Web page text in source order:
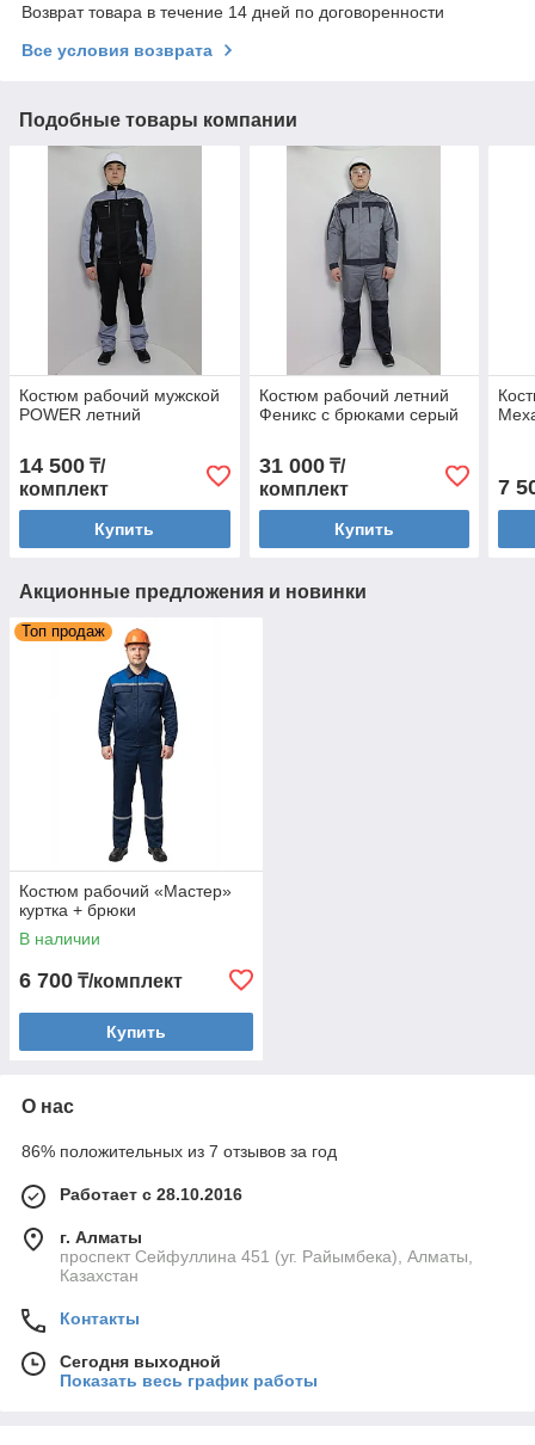
Возврат товара в течение 14 дней по договоренности
Все условия возврата
Подобные товары компании
Костюм рабочий мужской
POWER летний
14 500 ₸/
комплект
Купить
Костюм рабочий летний
Феникс с брюками серый
31 000₸/
комплект
Купить
7
Акционные предложения и новинки
Топ продаж
Костюм рабочий «Мастер»
куртка + брюки
В наличии
6 700 ₸/комплект
Купить
О нас
86% положительных из 7 отзывов за год
Работает с 28.10.2016
г. Алматы
проспект Сейфуллина 451 (уг. Райымбека), Алматы,
Казахстан
Контакты
Сегодня выходной
Показать весь график работы